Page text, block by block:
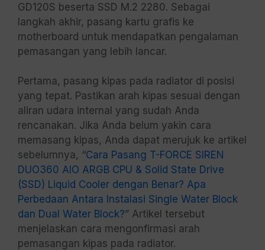
GD120S beserta SSD M.2 2280. Sebagai
langkah akhir, pasang kartu grafis ke
motherboard untuk mendapatkan pengalaman
pemasangan yang lebih lancar.
Pertama, pasang kipas pada radiator di posisi
yang tepat. Pastikan arah kipas sesuai dengan
aliran udara internal yang sudah Anda
rencanakan. Jika Anda belum yakin cara
memasang kipas, Anda dapat merujuk ke artikel
sebelumnya, “Cara Pasang T-FORCE SIREN
DUO360 AIO ARGB CPU & Solid State Drive
(SSD) Liquid Cooler dengan Benar? Apa
Perbedaan Antara Instalasi Single Water Block
dan Dual Water Block?” Artikel tersebut
menjelaskan cara mengonfirmasi arah
pemasangan kipas pada radiator.